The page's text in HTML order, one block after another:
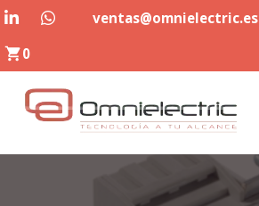
Saltar
contenido
ventas@omnielectric.es
0